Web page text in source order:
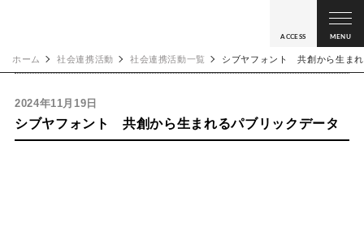
ACCESS MENU
ホーム 社会連携活動 社会連携活動一覧 シブヤフォント 共創から生ま
2024年11月19日
シブヤフォント 共創から生まれるパブリックデータ